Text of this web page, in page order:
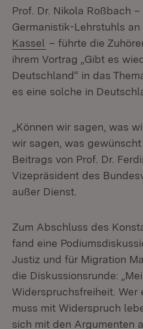
Prof. Dr. Nikola Roßbach
Germanistik-Lehrstuhls an
Kassel (Öffnet in neuem
– führte die
ihrem Vortrag „Gibt es
Deutschland“ in das
es eine solche in
„Können wir sagen, was
wir sagen, was
Beitrags von Prof. Dr.
Vizepräsident des
außer Dienst.
Zum Abschluss des
fand eine
Justiz und für Migration
die Diskussionsrunde:
Widerspruchsfreiheit. Wer
muss mit Widerspruch
sich mit den Argumenten